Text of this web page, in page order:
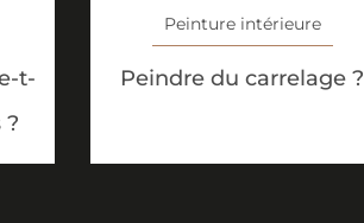
t-
?
Peinture intérieure
Peindre du carrelage ?